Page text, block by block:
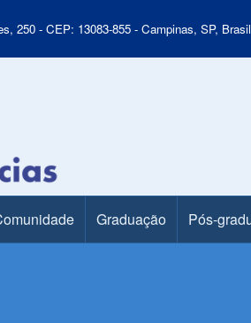
250 - CEP: 13083-855 - Campinas, SP, Brasil
Graduação Pós-